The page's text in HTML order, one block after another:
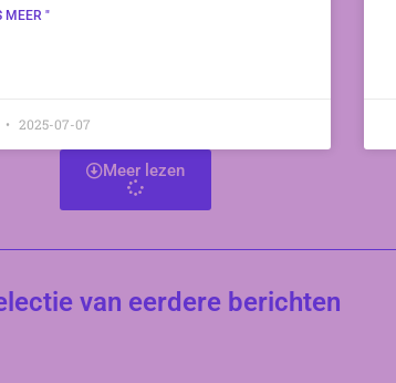
MEER "
2025-07-07
Meer lezen
van eerdere berichten